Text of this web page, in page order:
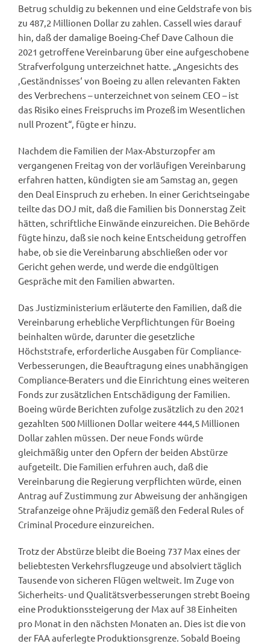
Betrug schuldig zu bekennen und eine Geldstrafe von bis
zu 487,2 Millionen Dollar zu zahlen. Cassell wies darauf
hin, daß der damalige Boeing-Chef Dave Calhoun die
2021 getroffene Vereinbarung über eine aufgeschobene
Strafverfolgung unterzeichnet hatte. „Angesichts des
‚Geständnisses‘ von Boeing zu allen relevanten Fakten
des Verbrechens – unterzeichnet von seinem CEO – ist
das Risiko eines Freispruchs im Prozeß im Wesentlichen
null Prozent“, fügte er hinzu.
Nachdem die Familien der Max-Absturzopfer am
vergangenen Freitag von der vorläufigen Vereinbarung
erfahren hatten, kündigten sie am Samstag an, gegen
den Deal Einspruch zu erheben. In einer Gerichtseingabe
teilte das DOJ mit, daß die Familien bis Donnerstag Zeit
hätten, schriftliche Einwände einzureichen. Die Behörde
fügte hinzu, daß sie noch keine Entscheidung getroffen
habe, ob sie die Vereinbarung abschließen oder vor
Gericht gehen werde, und werde die endgültigen
Gespräche mit den Familien abwarten.
Das Justizministerium erläuterte den Familien, daß die
Vereinbarung erhebliche Verpflichtungen für Boeing
beinhalten würde, darunter die gesetzliche
Höchststrafe, erforderliche Ausgaben für Compliance-
Verbesserungen, die Beauftragung eines unabhängigen
Compliance-Beraters und die Einrichtung eines weiteren
Fonds zur zusätzlichen Entschädigung der Familien.
Boeing würde Berichten zufolge zusätzlich zu den 2021
gezahlten 500 Millionen Dollar weitere 444,5 Millionen
Dollar zahlen müssen. Der neue Fonds würde
gleichmäßig unter den Opfern der beiden Abstürze
aufgeteilt. Die Familien erfuhren auch, daß die
Vereinbarung die Regierung verpflichten würde, einen
Antrag auf Zustimmung zur Abweisung der anhängigen
Strafanzeige ohne Präjudiz gemäß den Federal Rules of
Criminal Procedure einzureichen.
Trotz der Abstürze bleibt die Boeing 737 Max eines der
beliebtesten Verkehrsflugzeuge und absolviert täglich
Tausende von sicheren Flügen weltweit. Im Zuge von
Sicherheits- und Qualitätsverbesserungen strebt Boeing
eine Produktionssteigerung der Max auf 38 Einheiten
pro Monat in den nächsten Monaten an. Dies ist die von
der FAA auferlegte Produktionsgrenze. Sobald Boeing